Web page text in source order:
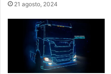
21 agosto, 2024